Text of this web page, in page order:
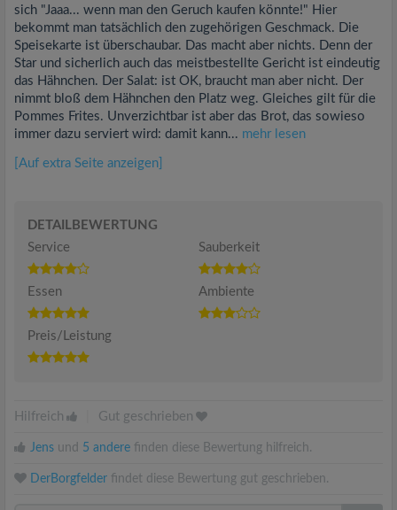
sich "Jaaa... wenn man den Geruch kaufen könnte!" Hier
bekommt man tatsächlich den zugehörigen Geschmack. Die
Speisekarte ist überschaubar. Das macht aber nichts. Denn der
Star und sicherlich auch das meistbestellte Gericht ist eindeutig
das Hähnchen. Der Salat: ist OK, braucht man aber nicht. Der
nimmt bloß dem Hähnchen den Platz weg. Gleiches gilt für die
Pommes Frites. Unverzichtbar ist aber das Brot, das sowieso
immer dazu serviert wird: damit kann... mehr lesen
[Auf extra Seite anzeigen]
DETAILBEWERTUNG
Service
Sauberkeit
Essen Ambiente
Preis/Leistung
Hilfreich Gut geschrieben
Jens und 5 andere finden diese Bewertung hilfreich.
DerBorgfelder findet diese Bewertung gut geschrieben.